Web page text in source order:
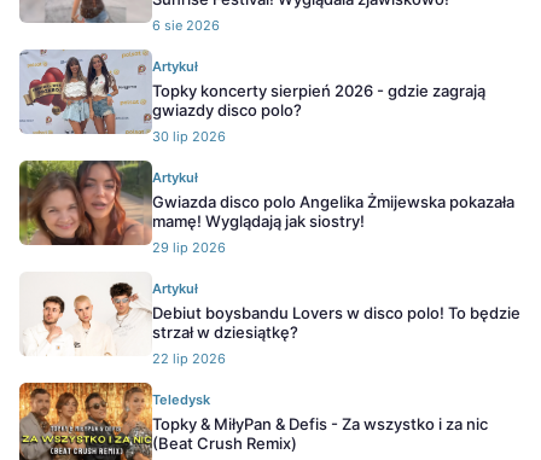
6 sie 2026
Artykuł
Topky koncerty sierpień 2026 - gdzie zagrają
gwiazdy disco polo?
30 lip 2026
Artykuł
Gwiazda disco polo Angelika Żmijewska pokazała
mamę! Wyglądają jak siostry!
29 lip 2026
Artykuł
Debiut boysbandu Lovers w disco polo! To będzie
strzał w dziesiątkę?
22 lip 2026
Teledysk
Topky & MiłyPan & Defis - Za wszystko i za nic
(Beat Crush Remix)